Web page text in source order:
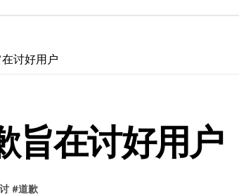
发！
讨好用户
旨在讨好用户
讨 #道歉